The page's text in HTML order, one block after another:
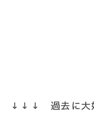
↓↓↓ 過去に大